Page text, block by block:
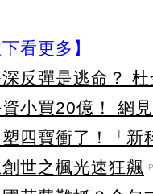
下看更多】
反彈是逃命？
小買20億！ 網
塑四寶衝了！「新
世之楓光速狂飆